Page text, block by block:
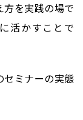
方を実践の場で
活かすことで
セミナーの実態